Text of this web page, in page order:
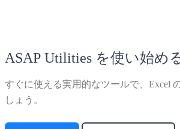
ASAP Utilities を使い始め
すぐに使える実用的なツールで、Excel
しょう。